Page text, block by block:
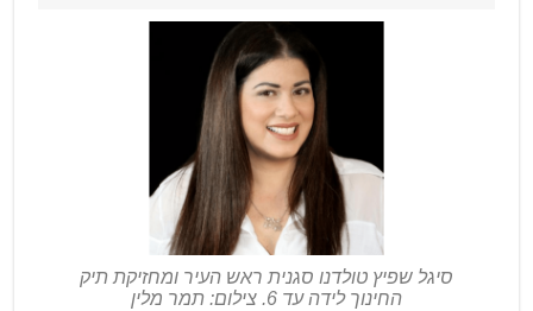
סיגל שפיץ טולדנו סגנית ראש העיר ומחזיקת תיק
החינוך לידה עד 6. צילום: תמר מלין